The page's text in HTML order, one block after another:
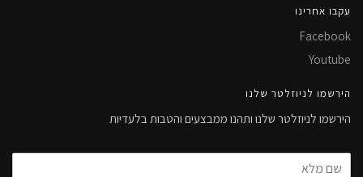
עקבו אחרינו
Facebook
Youtube
הירשמו לניוזלטר שלנו
הירשמו לניוזלטר שלנו ותהנו ממבצעים והטבות בלעדיות